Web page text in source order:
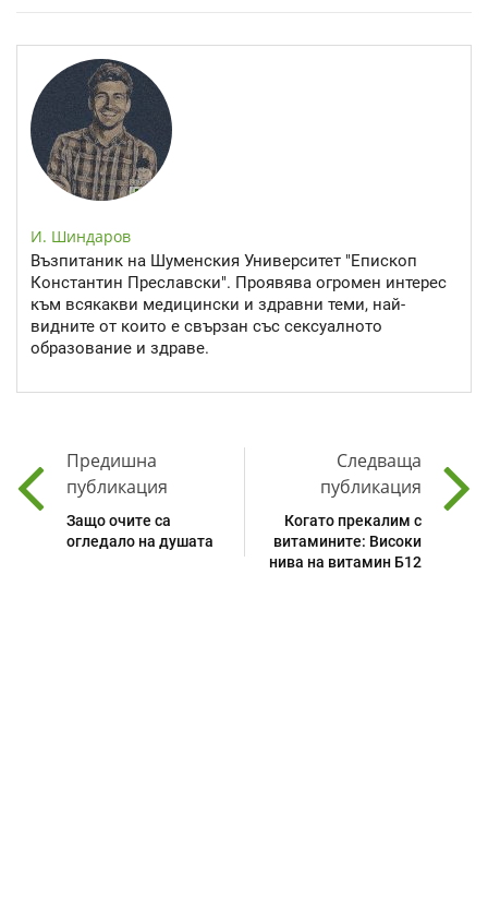
И. Шиндаров
Възпитаник на Шуменския Университет "Епископ
Константин Преславски". Проявява огромен интерес
към всякакви медицински и здравни теми, най-
видните от които е свързан със сексуалното
образование и здраве.
Предишна
публикация
Защо очите са
огледало на душата
Следваща
публикация
Когато прекалим с
витамините: Високи
нива на витамин Б12